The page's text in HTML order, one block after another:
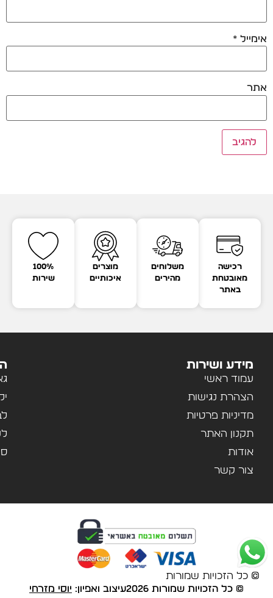
אימייל *
אתר
רכישה
מאובטחת
באתר
משלוחים
מהירים
מוצרים
איכותיים
100%
שירות
מידע ושירות
עמוד ראשי
הצהרת נגישות
מדיניות פרטיות
תקנון האתר
אודות
צור קשר
© כל הזכויות שמורות
© כל הזכויות שמורות 2026 עיצוב ואפיון: יוסי מזרחי